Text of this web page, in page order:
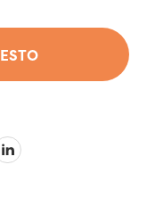
Linkedin